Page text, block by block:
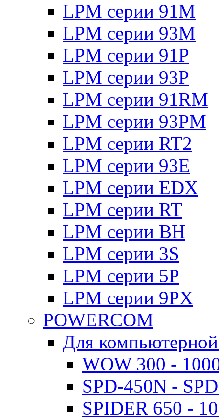
LPM серии 91M
LPM серии 93M
LPM серии 91P
LPM серии 93P
LPM серии 91RM
LPM серии 93PM
LPM серии RT2
LPM серии 93E
LPM серии EDX
LPM серии RT
LPM серии BH
LPM серии 3S
LPM серии 5P
LPM серии 9PX
POWERCOM
Для
WOW 300 -
SPD-450N -
SPIDER 650 -